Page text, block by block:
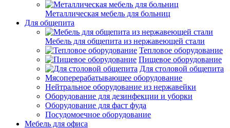
Металлическая мебель для больниц
Для общепита
Мебель для общепита из нержавеющей стали
Тепловое оборудование
Пищевое оборудование
Для столовой общепита
Мясоперерабатывающее оборудование
Нейтральное оборудование из нержавейки
Оборудование для дезинфекции и уборки
Оборудование для фаст фуда
Посудомоечное оборудование
Мебель для офиса